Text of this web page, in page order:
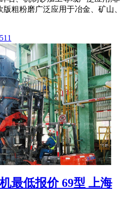
粗粉磨广泛应用于冶金、矿山、
最低报价 69型 上海